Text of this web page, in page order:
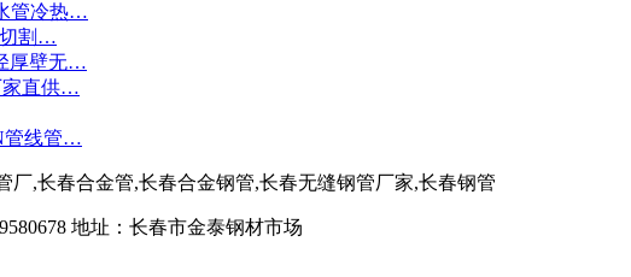
管冷热…
切割…
厚壁无…
家直供…
管线管…
,长春合金管,长春合金钢管,长春无缝钢管厂家,长春钢管
地址：长春市金泰钢材市场